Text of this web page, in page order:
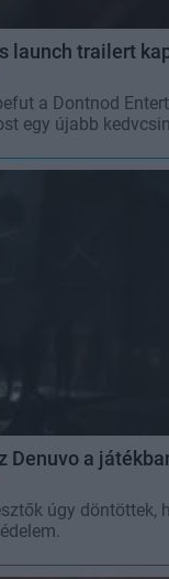
launch trailert
a Dontnod
egy újabb
Denuvo a
úgy döntöttek,